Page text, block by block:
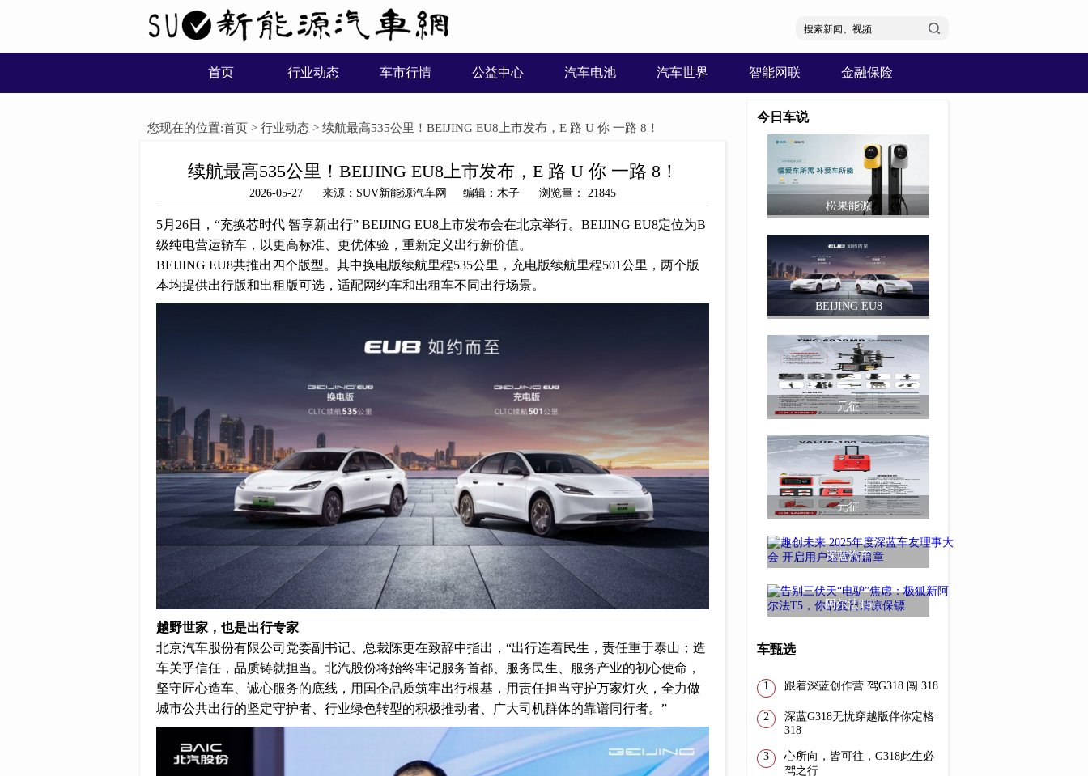
首页 行业动态 车市行情 公益中心 汽车电池 汽车世界 智能网联 金融保险
您现在的位置:首页 > 行业动态 > 续航最高535公里！BEIJING EU8上市发布，E 路 U 你 一路 8！
续航最高535公里！BEIJING EU8上市发布，E 路 U 你 一路 8！
2026-05-27 来源：SUV新能源汽车网 编辑：木子 浏览量： 21845
5月26日，“充换芯时代 智享新出行” BEIJING EU8上市发布会在北京举行。BEIJING EU8定位为B
级纯电营运轿车，以更高标准、更优体验，重新定义出行新价值。
BEIJING EU8共推出四个版型。其中换电版续航里程535公里，充电版续航里程501公里，两个版
本均提供出行版和出租版可选，适配网约车和出租车不同出行场景。
越野世家，也是出行专家
北京汽车股份有限公司党委副书记、总裁陈更在致辞中指出，“出行连着民生，责任重于泰山；造
车关乎信任，品质铸就担当。北汽股份将始终牢记服务首都、服务民生、服务产业的初心使命，
坚守匠心造车、诚心服务的底线，用国企品质筑牢出行根基，用责任担当守护万家灯火，全力做
城市公共出行的坚定守护者、行业绿色转型的积极推动者、广大司机群体的靠谱同行者。”
今日车说
松果能源
BEIJING EU8
元征
元征
深蓝汽车
阿尔法T5
车甄选
跟着深蓝创作营 驾G318 闯 318
深蓝G318无忧穿越版伴你定格
318
心所向，皆可往，G318此生必
驾之行